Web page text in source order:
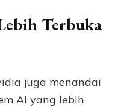
Terbuka
juga menandai
AI yang lebih